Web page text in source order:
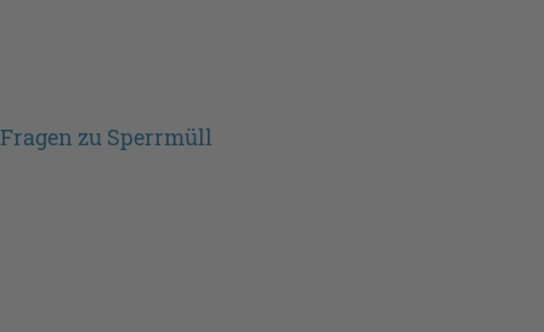
Fragen zu Sperrmüll